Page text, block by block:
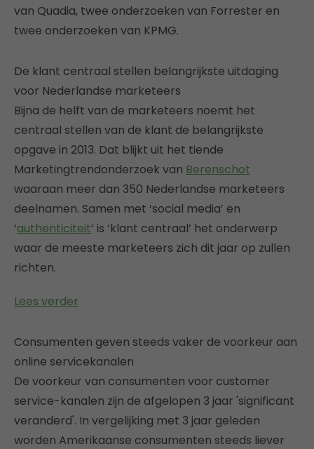
van Quadia, twee onderzoeken van Forrester en
twee onderzoeken van KPMG.
De klant centraal stellen belangrijkste uitdaging
voor Nederlandse marketeers
Bijna de helft van de marketeers noemt het
centraal stellen van de klant de belangrijkste
opgave in 2013. Dat blijkt uit het tiende
Marketingtrendonderzoek van Berenschot
waaraan meer dan 350 Nederlandse marketeers
deelnamen. Samen met ‘social media’ en
‘authenticiteit’ is ‘klant centraal’ het onderwerp
waar de meeste marketeers zich dit jaar op zullen
richten.
Lees verder
Consumenten geven steeds vaker de voorkeur aan
online servicekanalen
De voorkeur van consumenten voor customer
service-kanalen zijn de afgelopen 3 jaar 'significant
veranderd'. In vergelijking met 3 jaar geleden
worden Amerikaanse consumenten steeds liever